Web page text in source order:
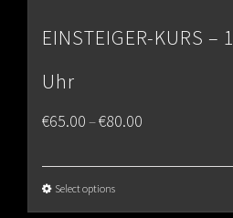
EINSTEIGER-KURS –
Uhr
€65.00–€80.00
Select options